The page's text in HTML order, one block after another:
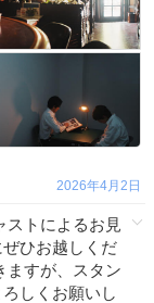
2026年4月2日
ストによるお見
ひお越しくだ
ますが、スタン
しくお願いし